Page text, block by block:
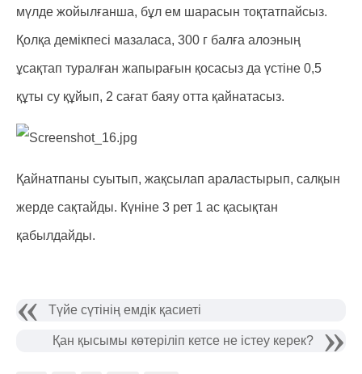
мүлде жойылғанша, бұл ем шарасын тоқтатпайсыз.
Қолқа демікпесі мазаласа, 300 г балға алоэның
ұсақтап туралған жапырағын қосасыз да үстіне 0,5
құты су құйып, 2 сағат баяу отта қайнатасыз.
Қайнатпаны суытып, жақсылап араластырып, салқын
жерде сақтайды. Күніне 3 рет 1 ас қасықтан
қабылдайды.
Түйе сүтінің емдік қасиеті
Қан қысымы көтеріліп кетсе не істеу керек?